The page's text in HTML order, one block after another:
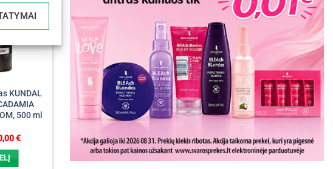
KUNDAL
500 ml
€.
€Current